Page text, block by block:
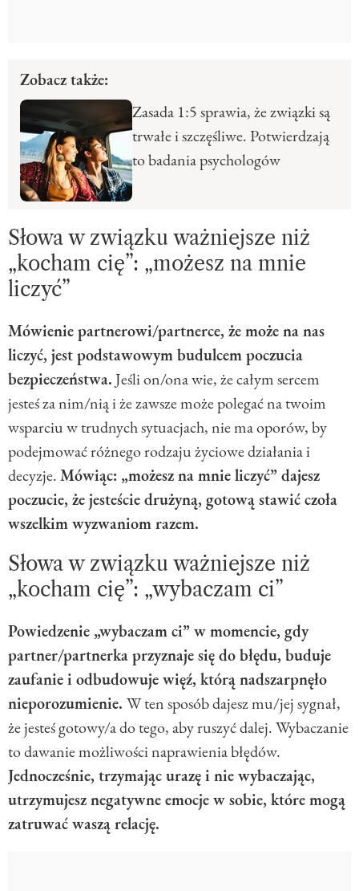
Zobacz także:
Zasada 1:5 sprawia, że związki są
trwałe i szczęśliwe. Potwierdzają
to badania psychologów
Słowa w związku ważniejsze niż
„kocham cię”: „możesz na mnie
liczyć”
Mówienie partnerowi/partnerce, że może na nas
liczyć, jest podstawowym budulcem poczucia
bezpieczeństwa.Jeśli on/ona wie, że całym sercem
jesteś za nim/nią i że zawsze może polegać na twoim
wsparciu w trudnych sytuacjach, nie ma oporów, by
podejmować różnego rodzaju życiowe działania i
decyzje.Mówiąc: „możesz na mnie liczyć” dajesz
poczucie, że jesteście drużyną, gotową stawić czoła
wszelkim wyzwaniom razem.
Słowa w związku ważniejsze niż
„kocham cię”: „wybaczam ci”
Powiedzenie „wybaczam ci” w momencie, gdy
partner/partnerka przyznaje się do błędu, buduje
zaufanie i odbudowuje więź, którą nadszarpnęło
nieporozumienie. W ten sposób dajesz mu/jej sygnał,
że jesteś gotowy/a do tego, aby ruszyć dalej. Wybaczanie
to dawanie możliwości naprawienia błędów.
Jednocześnie, trzymając urazę i nie wybaczając,
utrzymujesz negatywne emocje w sobie, które mogą
zatruwać waszą relację.